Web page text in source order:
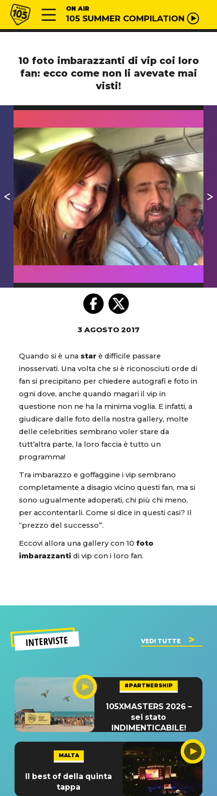
Vai al contenuto
Radio 105 ON AIR
105 SUMMER COMPILATION
10 foto imbarazzanti di vip coi loro
fan: ecco come non li avevate mai
visti!
3 AGOSTO 2017
Quando si è una star è difficile passare
inosservati. Una volta che si è riconosciuti orde di
fan si precipitano per chiedere autografi e foto in
ogni dove, anche quando magari il vip in
questione non ne ha la minima voglia. E infatti, a
giudicare dalle foto della nostra gallery, molte
delle celebrities sembrano voler stare da
tutt’altra parte, la loro faccia è tutto un
programma!
Tra imbarazzo e goffaggine i vip sembrano
completamente a disagio vicino questi fan, ma si
sono ugualmente adoperati, chi più chi meno,
per accontentarli. Come si dice in questi casi? Il
“prezzo del successo”.
Eccovi allora una gallery con 10 foto
imbarazzanti di vip con i loro fan.
INTERVISTE VEDI TUTTE
#PARTNERSHIP
105XMASTERS 2026 –
sei stato
INDIMENTICABILE!
MALTA
Il best of della quinta
tappa